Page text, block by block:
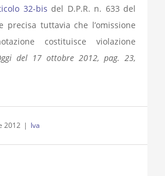
32-bis del D.P.R. n. 633 del
precisa tuttavia che l’omissione
costituisce violazione
del 17 ottobre 2012, pag. 23,
2012 | Iva